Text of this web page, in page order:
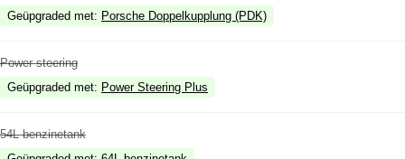
Geüpgraded met: Porsche Doppelkupplung (PDK)
Power steering
Geüpgraded met: Power Steering Plus
54L benzinetank